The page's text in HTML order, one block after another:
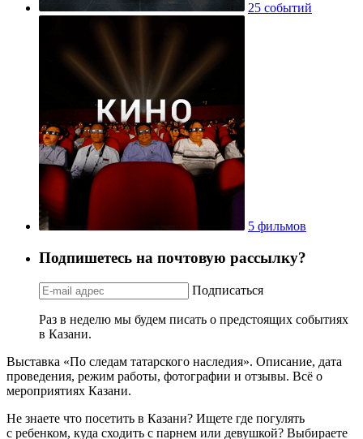
25 событий
5 фильмов
Подпишетесь на почтовую рассылку?
Подписаться
Раз в неделю мы будем писать о предстоящих событиях
в Казани.
Выставка «По следам татарского наследия». Описание, дата
проведения, режим работы, фотографии и отзывы. Всё о
мероприятиях Казани.
Не знаете что посетить в Казани? Ищете где погулять
с ребенком, куда сходить с парнем или девушкой? Выбираете